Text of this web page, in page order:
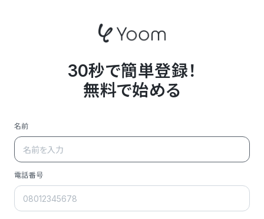
30秒で簡単登録！
無料で始める
名前
電話番号